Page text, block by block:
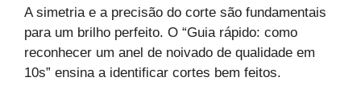
A simetria e a precisão do corte são fundamentais
para um brilho perfeito. O “Guia rápido: como
reconhecer um anel de noivado de qualidade em
10s” ensina a identificar cortes bem feitos.